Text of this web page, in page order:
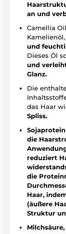
an und
Camellia
und
Dieses Öl
und
Glanz.
Die
das Haar
Spliss.
die
reduziert
die
Haar,
(äußere
Struktur